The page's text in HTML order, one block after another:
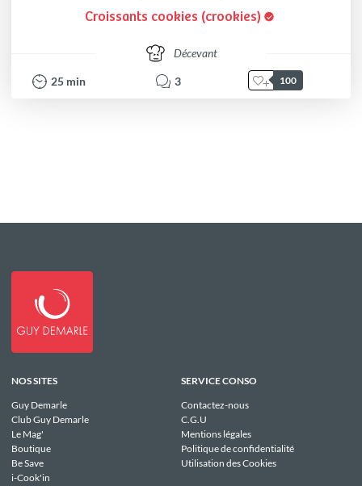
Croissants cookies (crookies)
Décevant
25 min 3 100
NOS SITES
Guy Demarle
Club Guy Demarle
Le Mag'
Boutique
Be Save
i-Cook'in
SERVICE CONSO
Contactez-nous
C.G.U
Mentions légales
Politique de confidentialité
Utilisation des Cookies